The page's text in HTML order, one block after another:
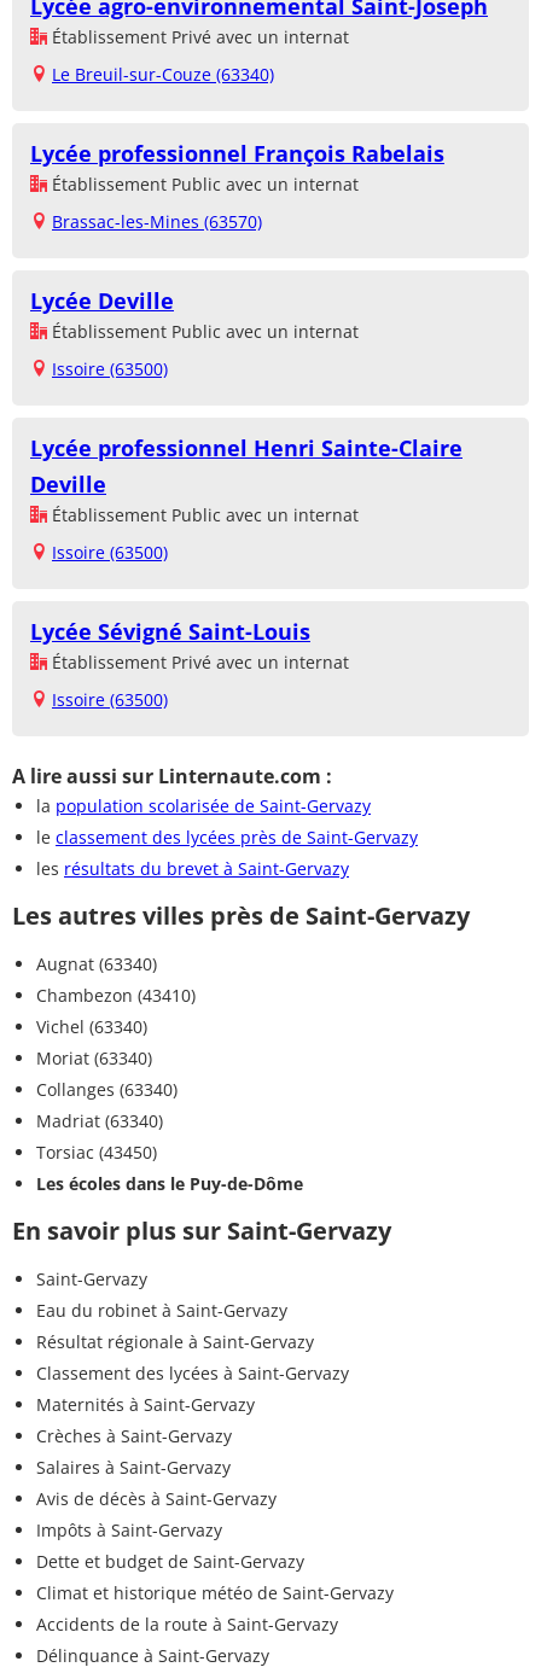
Lycée agro-environnemental Saint-Joseph
Établissement Privé avec un internat
Le Breuil-sur-Couze (63340)
Lycée professionnel François Rabelais
Établissement Public avec un internat
Brassac-les-Mines (63570)
Lycée Deville
Établissement Public avec un internat
Issoire (63500)
Lycée professionnel Henri Sainte-Claire
Deville
Établissement Public avec un internat
Issoire (63500)
Lycée Sévigné Saint-Louis
Établissement Privé avec un internat
Issoire (63500)
A lire aussi sur Linternaute.com :
la population scolarisée de Saint-Gervazy
le classement des lycées près de Saint-Gervazy
les résultats du brevet à Saint-Gervazy
Les autres villes près de Saint-Gervazy
Augnat (63340)
Chambezon (43410)
Vichel (63340)
Moriat (63340)
Collanges (63340)
Madriat (63340)
Torsiac (43450)
Les écoles dans le Puy-de-Dôme
En savoir plus sur Saint-Gervazy
Saint-Gervazy
Eau du robinet à Saint-Gervazy
Résultat régionale à Saint-Gervazy
Classement des lycées à Saint-Gervazy
Maternités à Saint-Gervazy
Crèches à Saint-Gervazy
Salaires à Saint-Gervazy
Avis de décès à Saint-Gervazy
Impôts à Saint-Gervazy
Dette et budget de Saint-Gervazy
Climat et historique météo de Saint-Gervazy
Accidents de la route à Saint-Gervazy
Délinquance à Saint-Gervazy